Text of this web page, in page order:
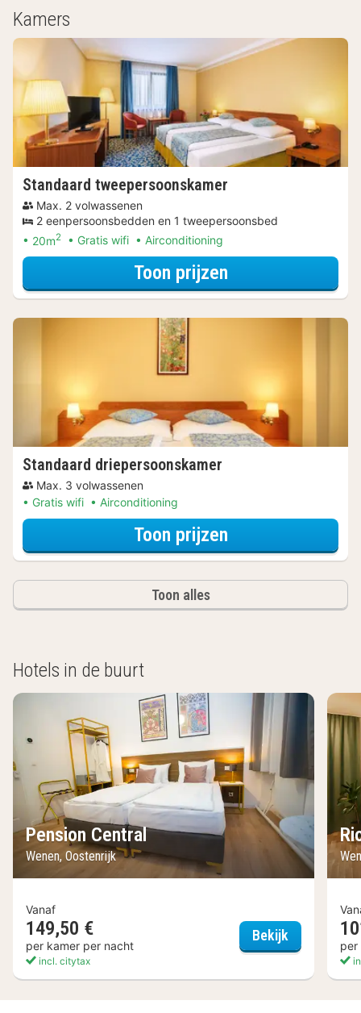
Kamers
Standaard tweepersoonskamer
Max. 2 volwassenen
2 eenpersoonsbedden en 1 tweepersoonsbed
20m2 Gratis wifi Airconditioning
Toon prijzenvoor Wellness
Standaard driepersoonskamer
Max. 3 volwassenen
Gratis wifi
Airconditioning
Toon prijzenvoor Wellness
Toon alles
Hotels in de buurt
Pension Central
Wenen, Oostenrijk
Vanaf
149,50 €
per kamer per nacht
incl. citytax
Bekijk Pension
per